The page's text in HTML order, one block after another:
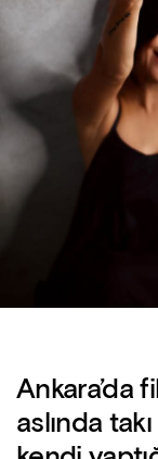
Ankara’da
aslında